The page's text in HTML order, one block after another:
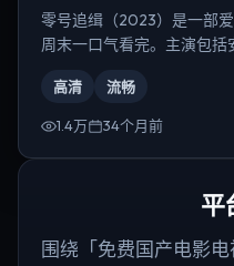
零号追缉（2023）是一部
周末一口气看完。主演包括
高清 流畅
1.4万 34个月前
平
围绕「免费国产电影